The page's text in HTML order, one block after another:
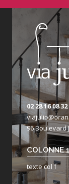
02 28 16 08 32
96 Boulevard
COLONNE
texte col 1